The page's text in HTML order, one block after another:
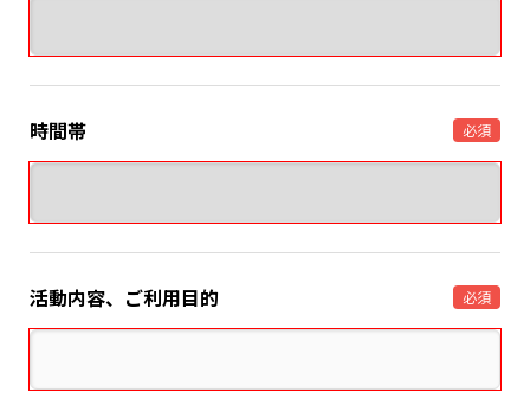
時間帯 必須
活動内容、ご利用目的 必須